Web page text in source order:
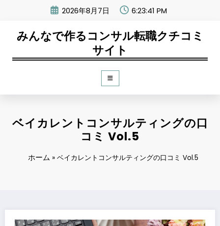
2026年8月7日 6:23:42 PM
みんなで作るコンサル転職クチコミ
サイト
ベイカレントコンサルティングの口
コミ Vol.5
ホーム »ベイカレントコンサルティングの口コミ Vol.5